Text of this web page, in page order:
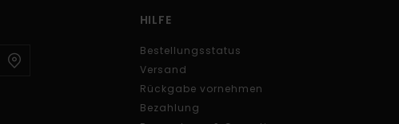
HILFE
Bestellungsstatus
Versand
Rückgabe vornehmen
Bezahlung